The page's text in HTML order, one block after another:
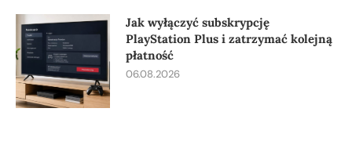
Jak wyłączyć subskrypcję
PlayStation Plus i zatrzymać kolejną
płatność
06.08.2026